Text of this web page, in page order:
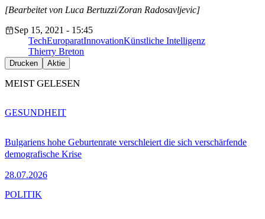
[Bearbeitet von Luca Bertuzzi/Zoran Radosavljevic]
Sep 15, 2021 - 15:45
TechEuroparatInnovationKünstliche Intelligenz
Thierry Breton
Drucken Aktie
MEIST GELESEN
Bulgariens hohe Geburtenrate verschleiert die sich verschärfende
demografische Krise
28.07.2026
GESUNDHEIT
POLITIK